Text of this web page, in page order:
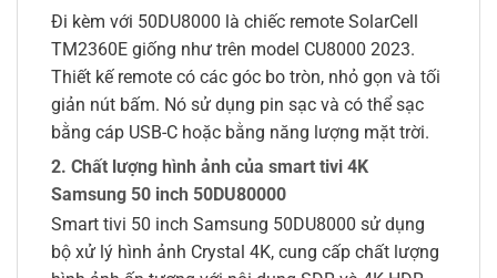
Đi kèm với 50DU8000 là chiếc remote SolarCell
TM2360E giống như trên model CU8000 2023.
Thiết kế remote có các góc bo tròn, nhỏ gọn và tối
giản nút bấm. Nó sử dụng pin sạc và có thể sạc
bằng cáp USB-C hoặc bằng năng lượng mặt trời.
2. Chất lượng hình ảnh của smart tivi 4K
Samsung 50 inch 50DU80000
Smart tivi 50 inch Samsung 50DU8000 sử dụng
bộ xử lý hình ảnh Crystal 4K, cung cấp chất lượng